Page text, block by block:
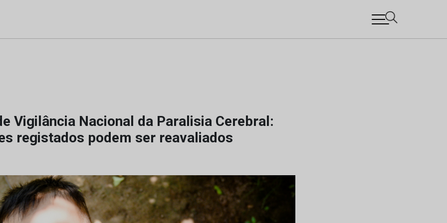
Vigilância Nacional da Paralisia Cerebral:
registados podem ser reavaliados